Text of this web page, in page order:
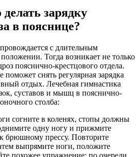
зарядку
в пояснице?
с длительным
Тогда возникает не только
пояснично-крестцового отдела.
снять регулярная зарядка
отдых. Лечебная гимнастика
суставов и мышц в пояснично-
столба:
согните в коленях, стопы должны
одну ногу и прижмите
брюшному прессу. Повторите
выпрямите ноги, положите
похожее упражнение: по очереди